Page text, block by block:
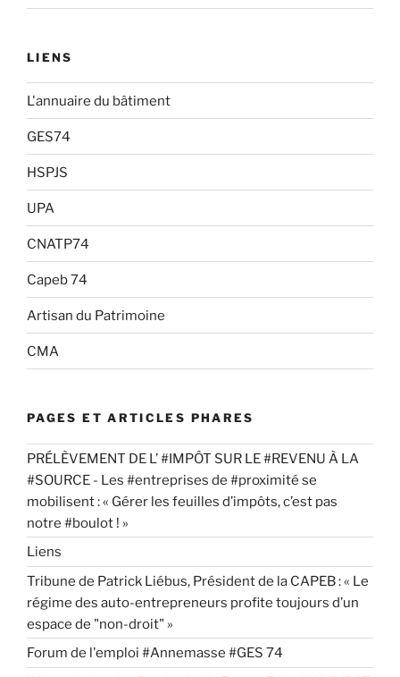
LIENS
L'annuaire du bâtiment
GES74
HSPJS
UPA
CNATP74
Capeb 74
Artisan du Patrimoine
CMA
PAGES ET ARTICLES PHARES
PRÉLÈVEMENT DE L’ #IMPÔT SUR LE #REVENU À LA
#SOURCE - Les #entreprises de #proximité se
mobilisent : « Gérer les feuilles d’impôts, c’est pas
notre #boulot ! »
Liens
Tribune de Patrick Liébus, Président de la CAPEB : « Le
régime des auto-entrepreneurs profite toujours d’un
espace de "non-droit" »
Forum de l'emploi #Annemasse #GES 74